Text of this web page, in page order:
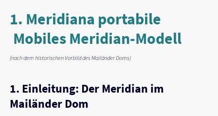
1. Meridiana portabile
Mobiles Meridian-Modell
(nach dem historischen Vorbild des Mailänder Doms)
1. Einleitung: Der Meridian im
Mailänder Dom